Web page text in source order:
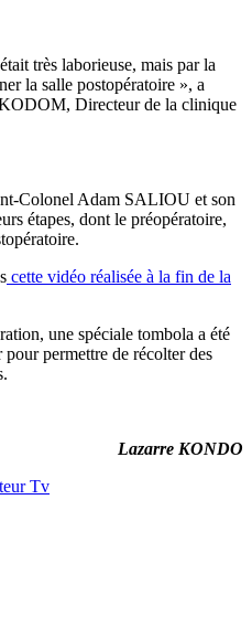
très laborieuse, mais par la
la salle postopératoire », a
Directeur de la clinique
Colonel Adam SALIOU et son
étapes, dont le préopératoire,
cette vidéo réalisée à la fin de la
une spéciale tombola a été
permettre de récolter des
Lazarre KONDO
Tv